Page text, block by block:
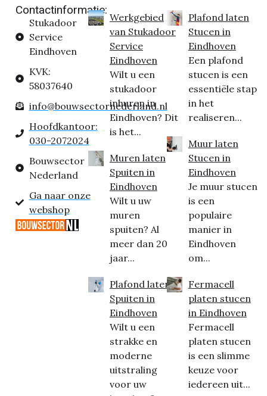
Contactinformatie:
Stukadoor
Service
Eindhoven
KVK:
58037640
info@bouwsectornederland.nl
Hoofdkantoor:
030-2072024
Bouwsector
Nederland
Ga naar onze
webshop
Werkgebied
van Stukadoor
Service
Eindhoven
Wilt u een
stukadoor
inhuren in
Eindhoven? Dit
is het...
Muren laten
Spuiten in
Eindhoven
Wilt u uw
muren
spuiten? Al
meer dan 20
jaar...
Plafond laten
Spuiten in
Eindhoven
Wilt u een
strakke en
moderne
uitstraling
voor uw
Plafond laten
Stucen in
Eindhoven
Een plafond
stucen is een
essentiële stap
in het
realiseren...
Muur laten
Stucen in
Eindhoven
Je muur stucen
is een
populaire
manier in
Eindhoven
om...
Fermacell
platen stucen
in Eindhoven
Fermacell
platen stucen
is een slimme
keuze voor
iedereen uit...